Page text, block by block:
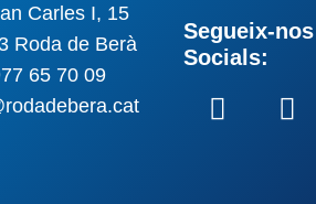
Carles I, 15
Roda de Berà
65 70 09
Segueix-
Socials: